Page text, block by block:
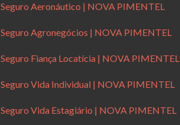
Seguro Aeronáutico | NOVA PIMENTEL
Seguro Agronegócios | NOVA PIMENTEL
Seguro Fiança Locatícia | NOVA PIMENTEL
Seguro Vida Individual | NOVA PIMENTEL
Seguro Vida Estagiário | NOVA PIMENTEL